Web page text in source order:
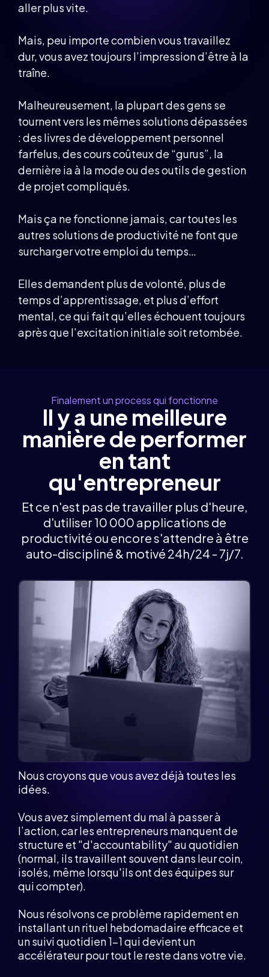
aller plus vite.
Mais, peu importe combien vous travaillez
dur, vous avez toujours l’impression d’être à la
traîne.
Malheureusement, la plupart des gens se
tournent vers les mêmes solutions dépassées
: des livres de développement personnel
farfelus, des cours coûteux de “gurus”, la
dernière ia à la mode ou des outils de gestion
de projet compliqués.
Mais ça ne fonctionne jamais, car toutes les
autres solutions de productivité ne font que
surcharger votre emploi du temps…
Elles demandent plus de volonté, plus de
temps d’apprentissage, et plus d’effort
mental, ce qui fait qu’elles échouent toujours
après que l’excitation initiale soit retombée.
Finalement un process qui fonctionne
Il y a une meilleure
manière de performer
en tant
qu'entrepreneur
Et ce n'est pas de travailler plus d'heure,
d'utiliser 10 000 applications de
productivité ou encore s'attendre à être
auto-discipliné & motivé 24h/24 - 7j/7.
Nous croyons que vous avez déjà toutes les
idées.
Vous avez simplement du mal à passer à
l’action, car les entrepreneurs manquent de
structure et "d'accountability" au quotidien
(normal, ils travaillent souvent dans leur coin,
isolés, même lorsqu'ils ont des équipes sur
qui compter).
Nous résolvons ce problème rapidement en
installant un rituel hebdomadaire efficace et
un suivi quotidien 1-1 qui devient un
accélérateur pour tout le reste dans votre vie.